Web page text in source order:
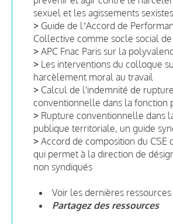
sexuel et les agissements
> Guide de lʼAccord de
Collective comme socle social
> APC Fnac Paris sur la
> Les interventions du colloque
harcèlement moral au travail
> Calcul de l'indemnité de rupture
conventionnelle dans la fonction
> Rupture conventionnelle dans
publique territoriale, un guide
> Accord de composition du CSE
qui permet à la direction de
non syndiqués
Voir les dernières ressources
Partagez des ressources